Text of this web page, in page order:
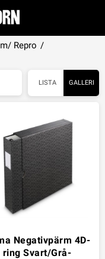
Repro /
LISTA GALLERI
Negativpärm 4D-
ring Svart/Grå-